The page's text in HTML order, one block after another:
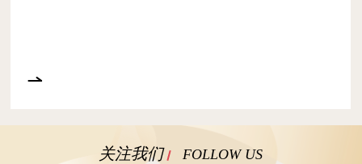
关注我们 FOLLOW US